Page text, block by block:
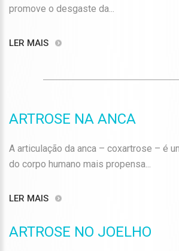
promove o desgaste da...
LER MAIS
ARTROSE NA ANCA
A articulação da anca – coxartrose – é
do corpo humano mais propensa...
LER MAIS
ARTROSE NO JOELHO